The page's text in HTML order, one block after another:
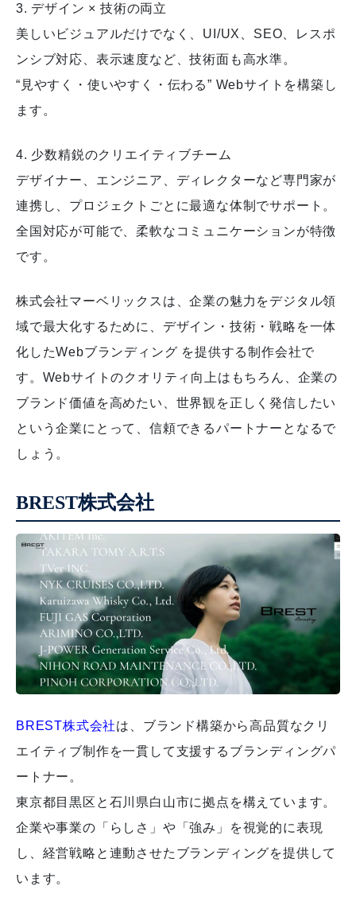
3. デザイン × 技術の両立
美しいビジュアルだけでなく、UI/UX、SEO、レスポ
ンシブ対応、表示速度など、技術面も高水準。
“見やすく・使いやすく・伝わる” Webサイトを構築し
ます。
4. 少数精鋭のクリエイティブチーム
デザイナー、エンジニア、ディレクターなど専門家が
連携し、プロジェクトごとに最適な体制でサポート。
全国対応が可能で、柔軟なコミュニケーションが特徴
です。
株式会社マーベリックスは、企業の魅力をデジタル領
域で最大化するために、デザイン・技術・戦略を一体
化したWebブランディング を提供する制作会社で
す。Webサイトのクオリティ向上はもちろん、企業の
ブランド価値を高めたい、世界観を正しく発信したい
という企業にとって、信頼できるパートナーとなるで
しょう。
BREST株式会社
BREST株式会社は、ブランド構築から高品質なクリ
エイティブ制作を一貫して支援するブランディングパ
ートナー。
東京都目黒区と石川県白山市に拠点を構えています。
企業や事業の「らしさ」や「強み」を視覚的に表現
し、経営戦略と連動させたブランディングを提供して
います。